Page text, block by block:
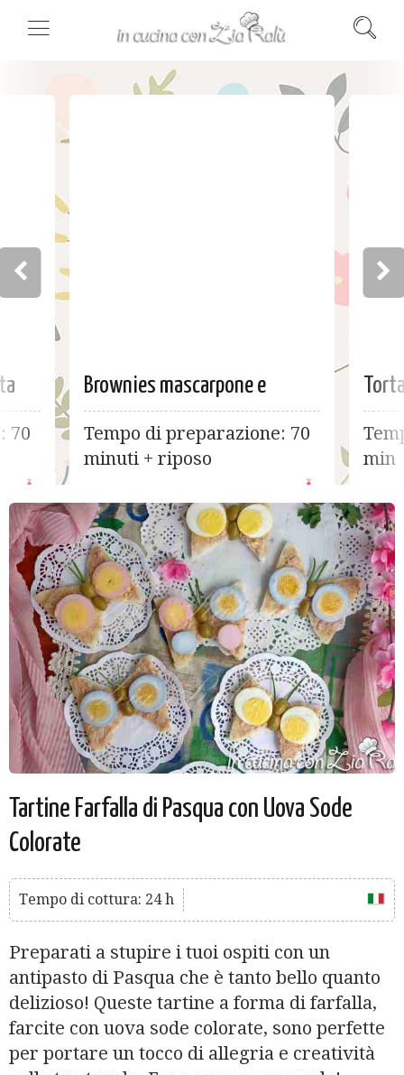
70
Brownies mascarpone e
cioccolato
Tempo di preparazione: 70
minuti + riposo
min
Tartine Farfalla di Pasqua con Uova Sode
Colorate
Tempo di cottura: 24 h
Preparati a stupire i tuoi ospiti con un
antipasto di Pasqua che è tanto bello quanto
delizioso! Queste tartine a forma di farfalla,
farcite con uova sode colorate, sono perfette
per portare un tocco di allegria e creatività